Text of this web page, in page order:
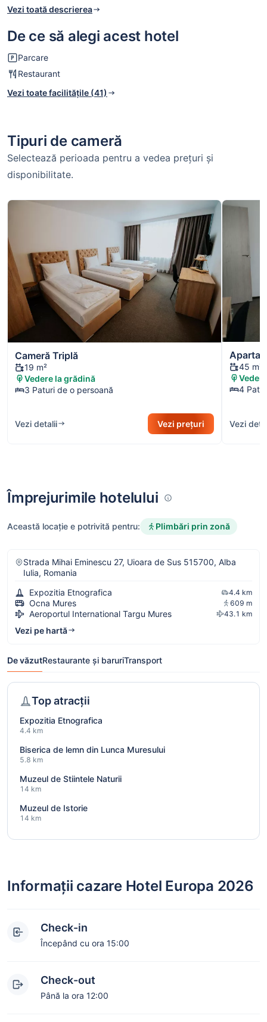
Vezi toată descrierea
De ce să alegi acest hotel
Parcare
Restaurant
Vezi toate facilitățile (41)
Tipuri de cameră
Selectează perioada pentru a vedea prețuri și
disponibilitate.
Cameră Triplă
19 m²
Vedere la grădină
3 Paturi de o persoană
Vezi detalii Vezi prețuri
45 m²
4
Vezi
Împrejurimile hotelului
Această locație e potrivită pentru: Plimbări prin zonă
Strada Mihai Eminescu 27, Uioara de Sus 515700, Alba
Iulia, Romania
Expozitia Etnografica
4.4 km
Ocna Mures 609 m
Aeroportul International Targu Mures 43.1 km
Vezi pe hartă
De văzutRestaurante și baruriTransport
Top atracții
Expozitia Etnografica
4.4 km
Biserica de lemn din Lunca Muresului
5.8 km
Muzeul de Stiintele Naturii
14 km
Muzeul de Istorie
14 km
Informații cazare Hotel Europa 2026
Check-in
Începând cu ora 15:00
Check-out
Până la ora 12:00